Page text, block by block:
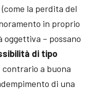
la perdita del
in proprio
– possano
di tipo
a buona
di una